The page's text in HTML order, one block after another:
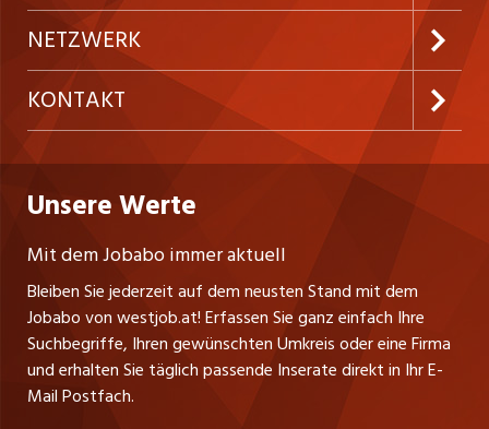
Festanstellungen
Temporäre Jobs
Praktika
Lehrstellen
Führungspositionen
Management / Kader-Jobs
Inserieren
Firmen
Personalvermittler
Preise und Leistungen
AGB
Datenschutzerklärung
Impressum
NETZWERK
ostjob.ch
jobzüri.ch
jobmittelland.ch
jobbern.ch
jobbasel.ch
zentraljob.ch
KONTAKT
Gutenbergstrasse 1
A-6858 Schwarzach
Stefan Spötl
Tel. +43 664 39 47 47 7
Leiter westjob.at
Andrea Graf
Tel. +43 664 20 30 02 1
Unsere Werte
Mit dem Jobabo immer aktuell
Bleiben Sie jederzeit auf dem neusten Stand mit dem
Jobabo von westjob.at! Erfassen Sie ganz einfach Ihre
Suchbegriffe, Ihren gewünschten Umkreis oder eine Firma
und erhalten Sie täglich passende Inserate direkt in Ihr E-
Mail Postfach.